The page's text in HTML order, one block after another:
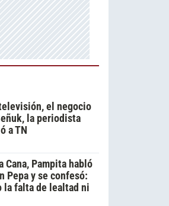
el negocio
la periodista
a TN
Cana, Pampita habló
Pepa y se confesó:
la falta de lealtad ni